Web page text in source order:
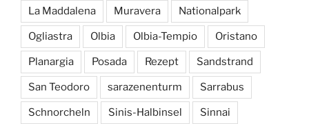
La Maddalena Muravera Nationalpark
Ogliastra Olbia Olbia-Tempio Oristano
Planargia Posada Rezept Sandstrand
San Teodoro sarazenenturm Sarrabus
Schnorcheln Sinis-Halbinsel Sinnai